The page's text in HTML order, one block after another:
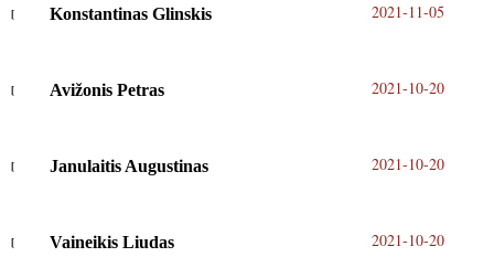
Konstantinas Glinskis 2021-11-05
Avižonis Petras 2021-10-20
Janulaitis Augustinas 2021-10-20
Vaineikis Liudas 2021-10-20